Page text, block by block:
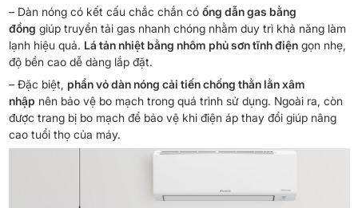
– Dàn nóng có kết cấu chắc chắn có ống dẫn gas bằng
đồng giúp truyền tải gas nhanh chóng nhằm duy trì khả năng làm
lạnh hiệu quả. Lá tản nhiệt bằng nhôm phủ sơn tĩnh điệngọn nhẹ,
độ bền cao dễ dàng lắp đặt.
– Đặc biệt, phần vỏ dàn nóng cải tiến chống thằn lằn xâm
nhập nên bảo vệ bo mạch trong quá trình sử dụng. Ngoài ra, còn
được trang bị bo mạch để bảo vệ khi điện áp thay đổi giúp nâng
cao tuổi thọ của máy.